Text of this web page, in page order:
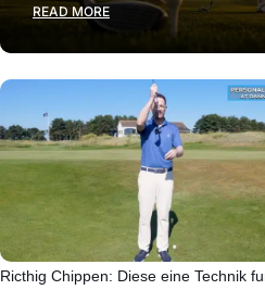
READ MORE
Ricthig Chippen: Diese eine Technik